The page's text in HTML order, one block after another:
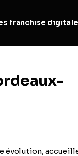
franchise digitale
évolution,